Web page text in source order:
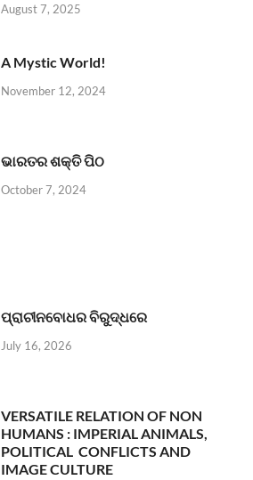
August 7, 2025
A Mystic World!
November 12, 2024
ଭାରତର ଶକ୍ତି ପିଠ
October 7, 2024
ପ୍ରାଚୀନବୋଧର ବିରୁଦ୍ଧରେ
July 16, 2026
VERSATILE RELATION OF NON
HUMANS : IMPERIAL ANIMALS,
POLITICAL CONFLICTS AND
IMAGE CULTURE